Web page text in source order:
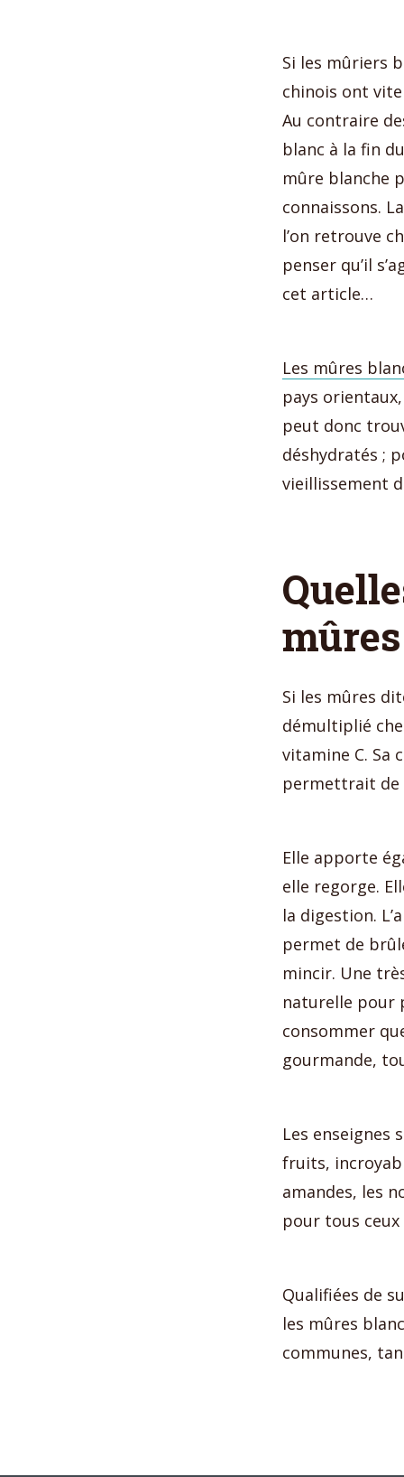
Si les mûriers
chinois ont
Au contraire
blanc à la fin
mûre blanche
connaissons.
l’on retrouve
penser qu’il
cet article…
Les mûres
pays
peut donc
déshydratés ;
vieillissement
Si les mûres
démultiplié
vitamine C. Sa
permettrait de
Elle apporte
elle regorge.
la digestion.
permet de
mincir. Une
naturelle pour
consommer
gourmande,
Les enseignes
fruits,
amandes, les
pour tous
Qualifiées de
les mûres
communes,